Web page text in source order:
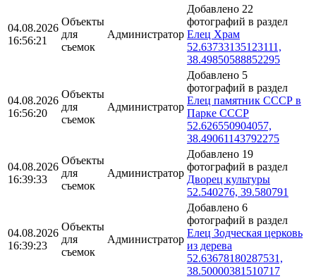
04.08.2026
16:56:21
Объекты
для
съемок
Администратор
Добавлено 22
фотографий в раздел
Елец Храм
52.63733135123111,
38.49850588852295
04.08.2026
16:56:20
Объекты
для
съемок
Администратор
Добавлено 5
фотографий в раздел
Елец памятник СССР в
Парке СССР
52.626550904057,
38.49061143792275
04.08.2026
16:39:33
Объекты
для
съемок
Администратор
Добавлено 19
фотографий в раздел
Дворец культуры
52.540276, 39.580791
04.08.2026
16:39:23
Объекты
для
съемок
Администратор
Добавлено 6
фотографий в раздел
Елец Зодческая церковь
из дерева
52.63678180287531,
38.50000381510717